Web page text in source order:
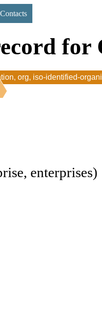
Contacts
for
org, iso-identified-
enterprises)